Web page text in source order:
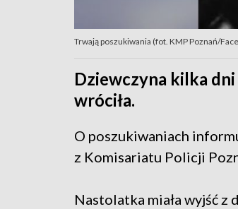
Trwają poszukiwania (fot. KMP Poznań/
Dziewczyna kilka
wróciła.
O poszukiwaniach
z Komisariatu Policji
Nastolatka miała wyjść z